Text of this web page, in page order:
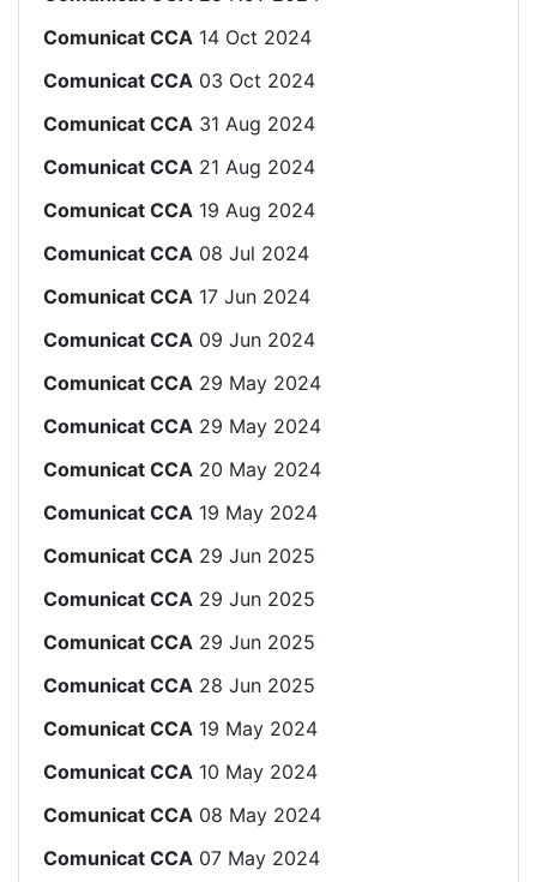
Comunicat CCA 14 Oct 2024
Comunicat CCA 03 Oct 2024
Comunicat CCA 31 Aug 2024
Comunicat CCA 21 Aug 2024
Comunicat CCA 19 Aug 2024
Comunicat CCA 08 Jul 2024
Comunicat CCA 17 Jun 2024
Comunicat CCA 09 Jun 2024
Comunicat CCA 29 May 2024
Comunicat CCA 29 May 2024
Comunicat CCA 20 May 2024
Comunicat CCA 19 May 2024
Comunicat CCA 29 Jun 2025
Comunicat CCA 29 Jun 2025
Comunicat CCA 29 Jun 2025
Comunicat CCA 28 Jun 2025
Comunicat CCA 19 May 2024
Comunicat CCA 10 May 2024
Comunicat CCA 08 May 2024
Comunicat CCA 07 May 2024